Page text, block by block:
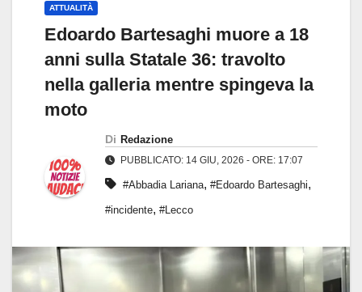
ATTUALITÀ
Edoardo Bartesaghi muore a 18
anni sulla Statale 36: travolto
nella galleria mentre spingeva la
moto
Di Redazione
PUBBLICATO: 14 GIU, 2026 - ORE: 17:07
#Abbadia Lariana, #Edoardo Bartesaghi,
#incidente, #Lecco